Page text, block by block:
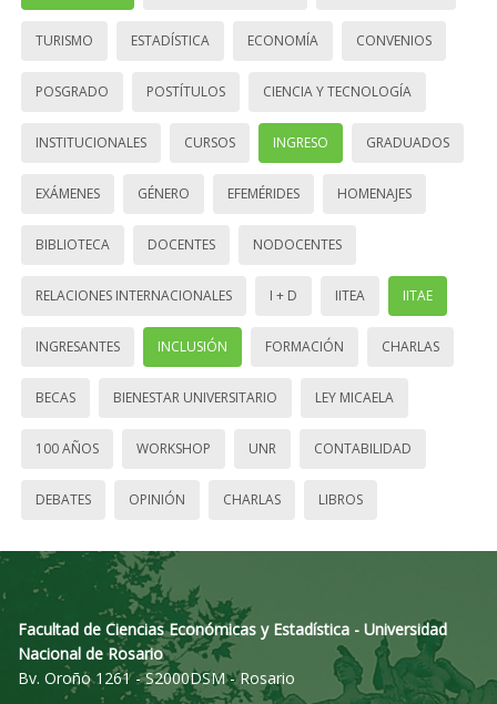
TURISMO ESTADÍSTICA ECONOMÍA CONVENIOS
POSGRADO POSTÍTULOS CIENCIA Y TECNOLOGÍA
INSTITUCIONALES CURSOS INGRESO GRADUADOS
EXÁMENES GÉNERO EFEMÉRIDES HOMENAJES
BIBLIOTECA DOCENTES NODOCENTES
RELACIONES INTERNACIONALES I + D IITEA IITAE
INGRESANTES INCLUSIÓN FORMACIÓN CHARLAS
BECAS BIENESTAR UNIVERSITARIO LEY MICAELA
100 AÑOS WORKSHOP UNR CONTABILIDAD
DEBATES OPINIÓN CHARLAS LIBROS
Facultad de Ciencias Económicas y Estadística - Universidad
Nacional de Rosario
Bv. Oroño 1261 - S2000DSM - Rosario